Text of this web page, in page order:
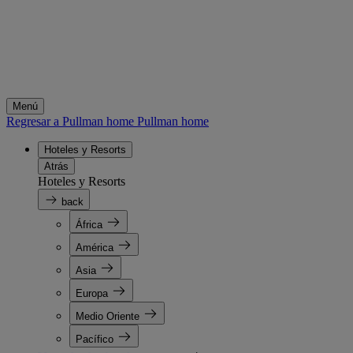
Menú
Regresar a Pullman home Pullman home
Hoteles y Resorts
Atrás
Hoteles y Resorts
back
África
América
Asia
Europa
Medio Oriente
Pacífico